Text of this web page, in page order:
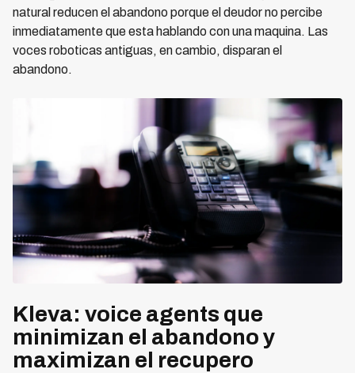
natural reducen el abandono porque el deudor no percibe
inmediatamente que esta hablando con una maquina. Las
voces roboticas antiguas, en cambio, disparan el
abandono.
Kleva: voice agents que
minimizan el abandono y
maximizan el recupero